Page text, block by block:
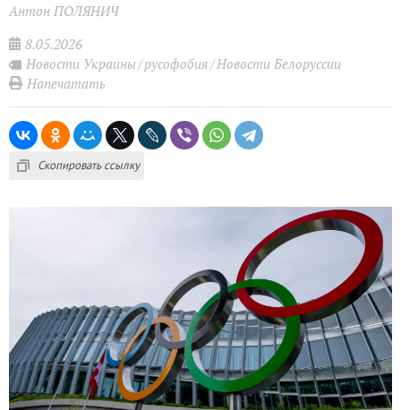
Антон ПОЛЯНИЧ
8.05.2026
Новости Украины русофобия Новости Белоруссии
Напечатать
Скопировать ссылку